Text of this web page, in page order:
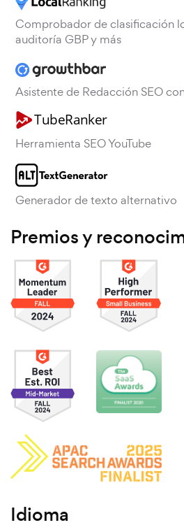
Comprobador de clasificación
auditoría GBP y más
Asistente de Redacción SEO
Herramienta SEO YouTube
Generador de texto alternativo
Premios y
Idioma